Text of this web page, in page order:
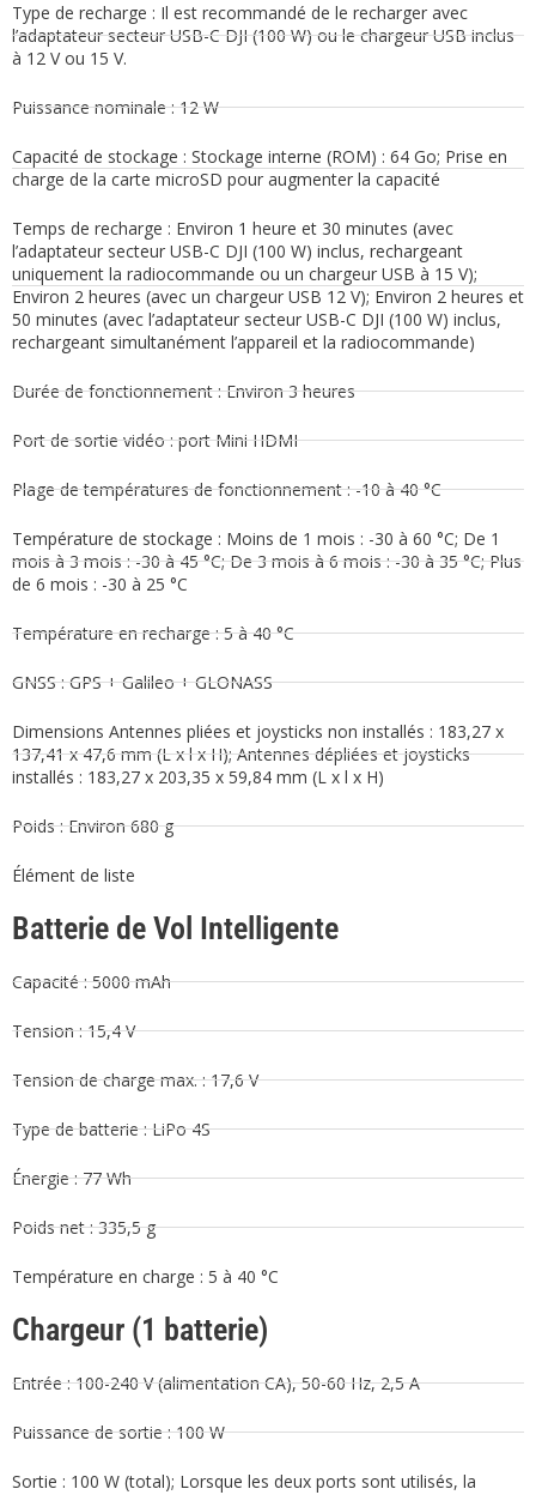
Type de recharge : Il est recommandé de le recharger avec
l’adaptateur secteur USB-C DJI (100 W) ou le chargeur USB inclus
à 12 V ou 15 V.
Puissance nominale : 12 W
Capacité de stockage : Stockage interne (ROM) : 64 Go; Prise en
charge de la carte microSD pour augmenter la capacité
Temps de recharge : Environ 1 heure et 30 minutes (avec
l’adaptateur secteur USB-C DJI (100 W) inclus, rechargeant
uniquement la radiocommande ou un chargeur USB à 15 V);
Environ 2 heures (avec un chargeur USB 12 V); Environ 2 heures et
50 minutes (avec l’adaptateur secteur USB-C DJI (100 W) inclus,
rechargeant simultanément l’appareil et la radiocommande)
Durée de fonctionnement : Environ 3 heures
Port de sortie vidéo : port Mini HDMI
Plage de températures de fonctionnement : -10 à 40 °C
Température de stockage : Moins de 1 mois : -30 à 60 °C; De 1
mois à 3 mois : -30 à 45 °C; De 3 mois à 6 mois : -30 à 35 °C; Plus
de 6 mois : -30 à 25 °C
Température en recharge : 5 à 40 °C
GNSS : GPS + Galileo + GLONASS
Dimensions Antennes pliées et joysticks non installés : 183,27 x
137,41 x 47,6 mm (L x l x H); Antennes dépliées et joysticks
installés : 183,27 x 203,35 x 59,84 mm (L x l x H)
Poids : Environ 680 g
Élément de liste
Batterie de Vol Intelligente
Capacité : 5000 mAh
Tension : 15,4 V
Tension de charge max. : 17,6 V
Type de batterie : LiPo 4S
Énergie : 77 Wh
Poids net : 335,5 g
Température en charge : 5 à 40 °C
Chargeur (1 batterie)
Entrée : 100-240 V (alimentation CA), 50-60 Hz, 2,5 A
Puissance de sortie : 100 W
Sortie : 100 W (total); Lorsque les deux ports sont utilisés, la